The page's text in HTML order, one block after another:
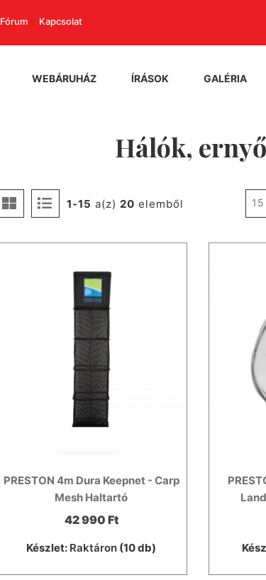
Fórum Kapcsolat
WEBÁRUHÁZ ÍRÁSOK GALÉRIA
Hálók,
1-15 a(z) 20 elemből
PRESTON 4m Dura Keepnet - Carp
Mesh Haltartó
42 990 Ft
Készlet: Raktáron (10 db)